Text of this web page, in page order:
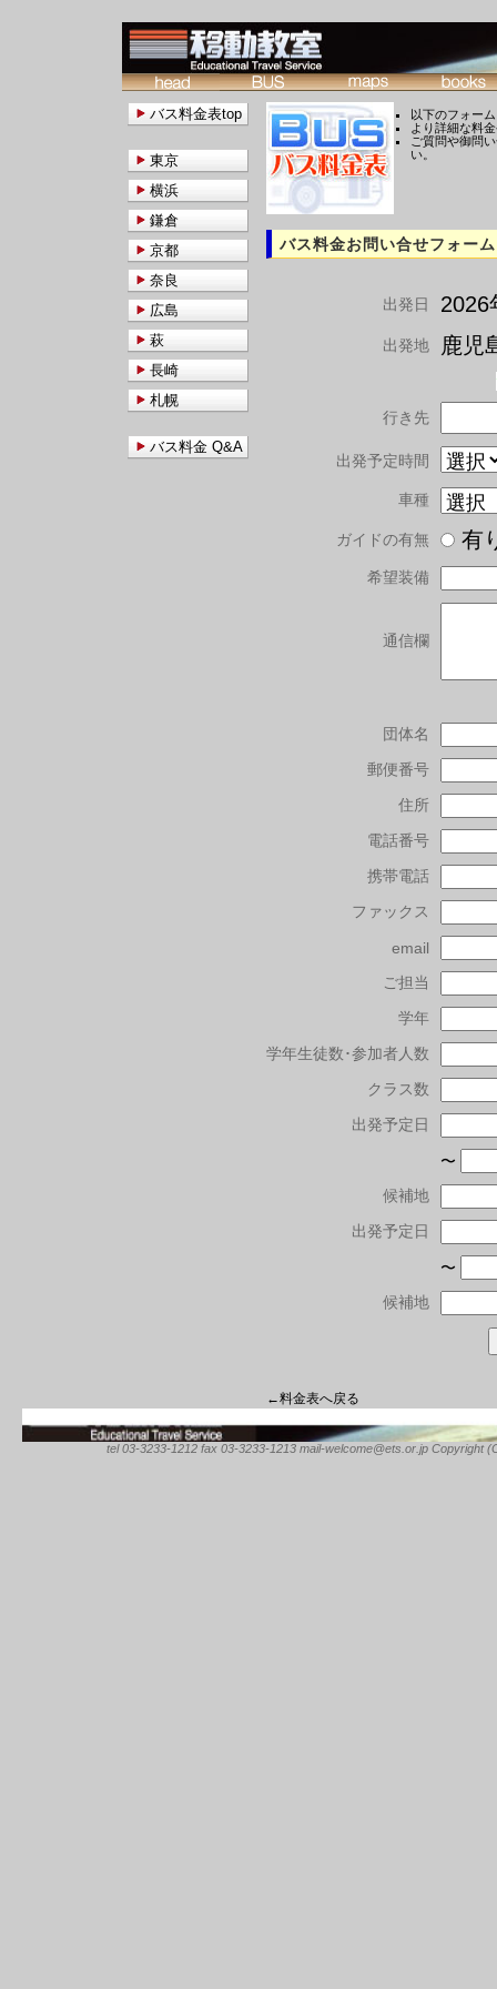
以下のフォー
より詳細な料
ご質問や御問
い。
バス料金お問い合せフォーム
出発日 2026
出発地 鹿児
行き先
出発予定時間
車種
ガイドの有無
希望装備
通信欄
団体名
郵便番号
住所
電話番号
携帯電話
ファックス
email
ご担当
学年
学年生徒数･参加者人数
クラス数
出発予定日
〜
候補地
出発予定日
〜
候補地
←料金表へ戻る
バス料金表top
東京
横浜
鎌倉
京都
奈良
広島
萩
長崎
札幌
バス料金 Q&A
tel 03-3233-1212 fax 03-3233-1213 mail-welcome@ets.or.jp Copyright